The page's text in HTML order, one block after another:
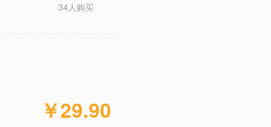
34人购买
￥29.90